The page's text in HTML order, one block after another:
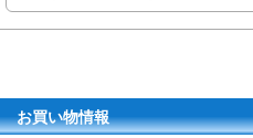
お買い物情報